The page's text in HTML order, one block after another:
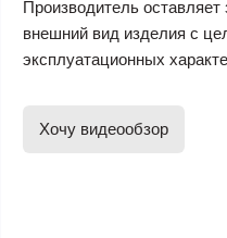
Производитель
внешний вид изделия с
эксплуатационных
Хочу видеообзор